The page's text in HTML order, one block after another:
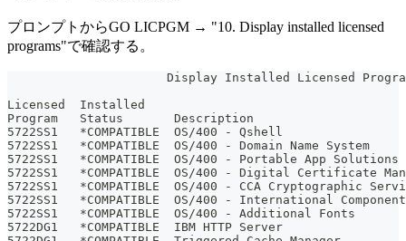
プロンプトからGO LICPGM → "10. Display installed licensed
programs"で確認する。
Display Installed Licensed
Licensed  Installed
Program   Status       Description
5722SS1   *COMPATIBLE  OS/400 - Qshell
5722SS1   *COMPATIBLE  OS/400 - Domain Name System
5722SS1   *COMPATIBLE  OS/400 - Portable App Solutions
5722SS1   *COMPATIBLE  OS/400 - Digital Certificate
5722SS1   *COMPATIBLE  OS/400 - CCA Cryptographic
5722SS1   *COMPATIBLE  OS/400 - International
5722SS1   *COMPATIBLE  OS/400 - Additional Fonts
5722DG1   *COMPATIBLE  IBM HTTP Server